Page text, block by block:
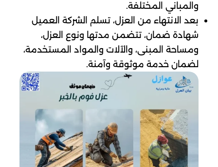
والمباني المختلفة.
بعد الانتهاء من العزل، تسلم الشركة العميل
شهادة ضمان، تتضمن مدتها ونوع العزل،
ومساحة المبنى، والآلات والمواد المستخدمة،
لضمان خدمة موثوقة وآمنة.